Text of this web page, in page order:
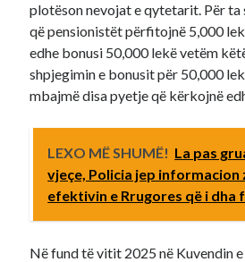
plotëson nevojat e qytetarit. Për ta
që pensionistët përfitojnë 5,000
edhe bonusi 50,000 lekë vetëm
shpjegimin e bonusit për 50,000
mbajmë disa pyetje që kërkojnë
LEXO MË SHUMË! La pas
vjeçe, Policia jep
efektivin e Rrugores që i dha
Në fund të vitit 2025 në Kuvendin